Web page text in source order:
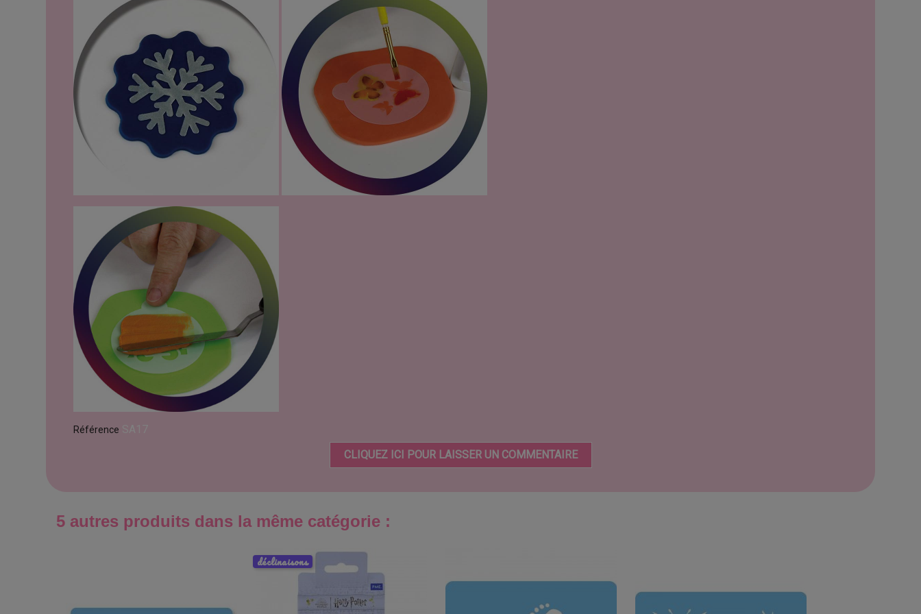
Référence
CLIQUEZ ICI POUR LAISSER UN COMMENTAIRE
5 autres produits dans la même catégorie :
déclinaisons